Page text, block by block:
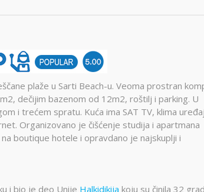
plaže u Sarti Beach-u. Veoma prostran
dečijim bazenom od 12m2, roštilj i parking. U
i trećem spratu. Kuća ima SAT TV, klima
Organizovano je čišćenje studija i apartmana
boutique hotele i opravdano je najskuplji i
i bio je deo Unije Halkidikija koju su činila 32